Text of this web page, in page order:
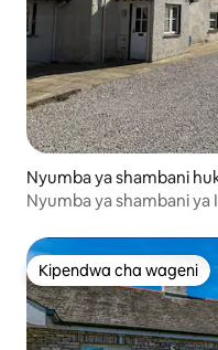
Nyumba ya shambani
Nyumba ya shambani
Kipendwa cha wageni
Kipendwa cha wageni